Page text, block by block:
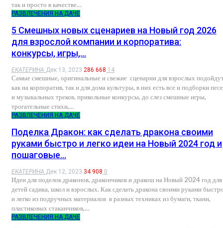
так и просто в качестве…
РАЗВЛЕЧЕНИЯ НА ДАЧЕ
5 Смешных новых сценариев на Новый год 2026
для взрослой компании и корпоратива:
конкурсы, игры,…
ЕКАТЕРИНА Дек 13, 2023 286 668 14
Самые смешные, оригинальные и свежие сценарии для взрослых
как на корпоратив, так и для дома культуры, в них есть все и подборки
и музыкальных треков, прикольные конкурсы, до слез смешные игры,
трогательные стихи,…
РАЗВЛЕЧЕНИЯ НА ДАЧЕ
Поделка Дракон: как сделать дракона своими
руками быстро и легко идеи на Новый 2024 год и
пошаговые…
ЕКАТЕРИНА Дек 12, 2023 34 908 0
Идеи для поделок драконов, дракончиков и дракош на Новый 2024 год для
детей садика, школ и взрослых. Как сделать дракона своими руками
и легко из подручных материалов в разных техниках из бумаги, ткани,
пластиковых стаканчиков,…
РАЗВЛЕЧЕНИЯ НА ДАЧЕ